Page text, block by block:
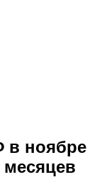
в ноябре
месяцев